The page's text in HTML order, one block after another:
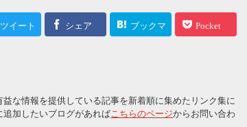
ツイート シェア ブックマ Pocket
な情報を提供している記事を新着順に集めたリンク集に
加したいブログがあればこちらのページからお問い合わ